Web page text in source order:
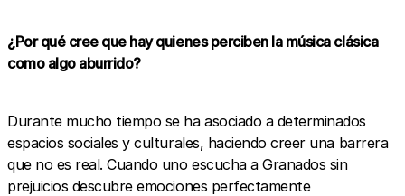
¿Por qué cree que hay quienes perciben la música clásica
como algo aburrido?
Durante mucho tiempo se ha asociado a determinados
espacios sociales y culturales, haciendo creer una barrera
que no es real. Cuando uno escucha a Granados sin
prejuicios descubre emociones perfectamente